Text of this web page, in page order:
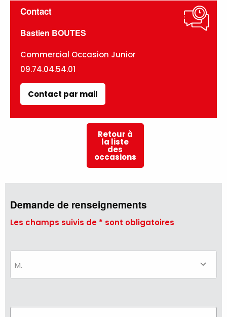
Contact
Bastien BOUTES
Commercial Occasion Junior
09.74.04.54.01
Contact par mail
Retour à
la liste
des
occasions
Demande de renseignements
Les champs suivis de * sont obligatoires
M.